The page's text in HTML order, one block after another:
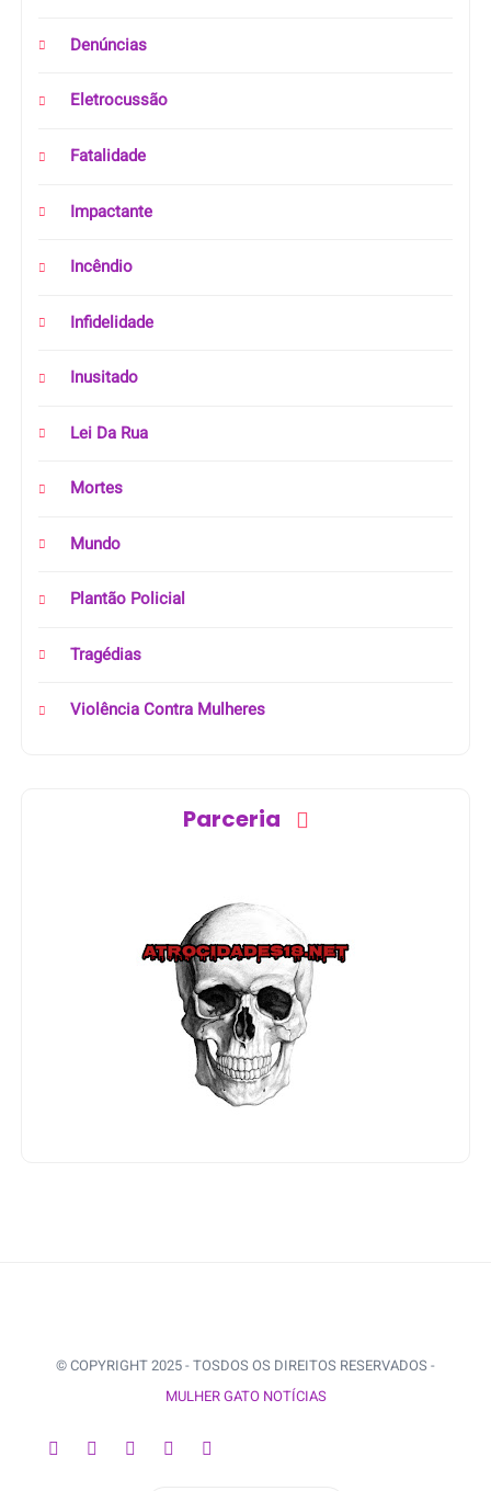
Denúncias
Eletrocussão
Fatalidade
Impactante
Incêndio
Infidelidade
Inusitado
Lei Da Rua
Mortes
Mundo
Plantão Policial
Tragédias
Violência Contra Mulheres
Parceria
© COPYRIGHT 2025 - TOSDOS OS DIREITOS RESERVADOS -
MULHER GATO NOTÍCIAS